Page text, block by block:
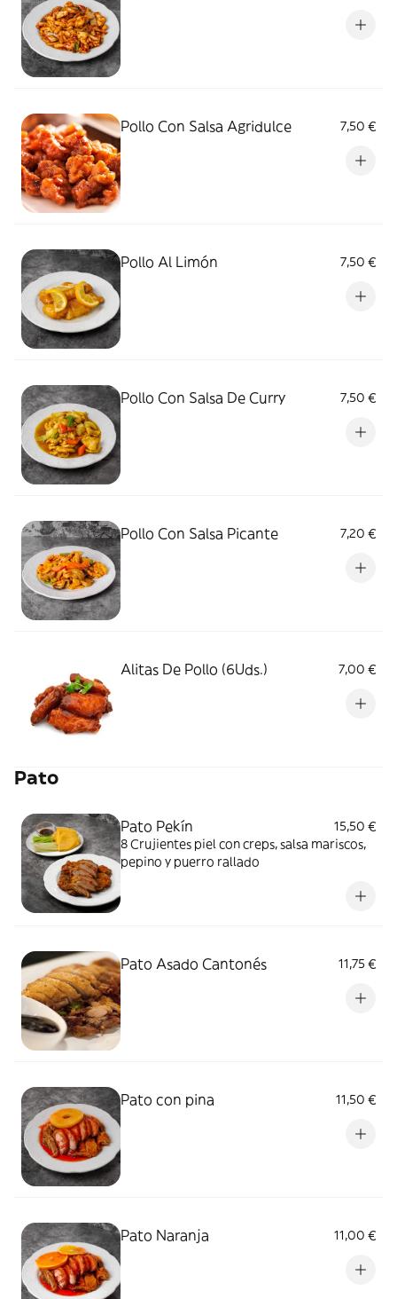
Pollo Con Salsa Agridulce 7,50 €
Pollo Al Limón 7,50 €
Pollo Con Salsa De Curry 7,50 €
Pollo Con Salsa Picante 7,20 €
Alitas De Pollo (6Uds.) 7,00 €
Pato
Pato Pekín
15,50 €
8 Crujientes piel con creps, salsa mariscos,
pepino y puerro rallado
Pato Asado Cantonés 11,75 €
Pato con pina 11,50 €
Pato Naranja 11,00 €